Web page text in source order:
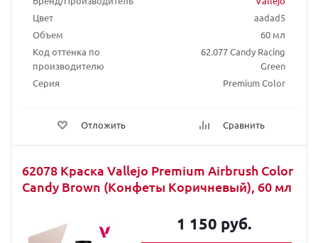
Цвет
aadad5
Объем
60 мл
Код оттенка по
производителю
62.077 Candy Racing
Green
Серия
Premium Color
Отложить Сравнить
62078 Краска Vallejo Premium Airbrush Color
Candy Brown (Конфеты Коричневый), 60 мл
1 150 руб.